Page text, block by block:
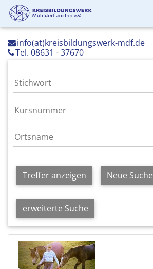
info(at)kreisbildungswerk-mdf.de
Tel. 08631 - 37670
Treffer anzeigen Neue Suche
erweiterte Suche